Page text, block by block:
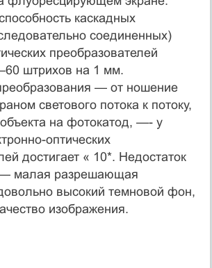
каскадных
соединенных)
преобразователей
штрихов на 1 мм.
— от ношение
светового потока к потоку,
на фотокатод, —- у
оптических
достигает « 10*. Недостаток
— малая разрешающая
высокий темновой фон,
изображения.